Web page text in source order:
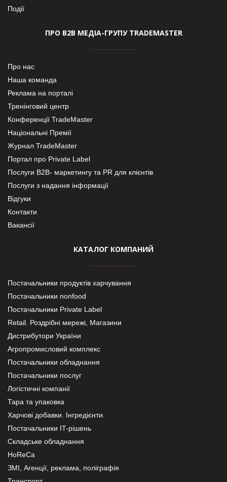
Події
ПРО В2В МЕДІА-ГРУПУ TRADEMASTER
Про нас
Наша команда
Реклама на порталі
Тренінговий центр
Конференції TradeMaster
Національні Премії
Журнал TradeMaster
Портал про Private Label
Послуги В2В- маркетингу та PR для клієнтів
Послуги з надання інформації
Відгуки
Контакти
Вакансії
КАТАЛОГ КОМПАНИЙ
Постачальники продуктів харчування
Постачальники nonfood
Постачальники Private Label
Retail. Роздрібні мережі, Магазини
Дистрибутори України
Агропромисловий комплекс
Постачальники обладнання
Постачальники послуг
Логістичні компанії
Тара та упаковка
Харчові добавки. Інгредієнти.
Постачальники IT-рішень
Складське обладнання
HoReCa
ЗМІ, Агенції, реклама, поліграфія